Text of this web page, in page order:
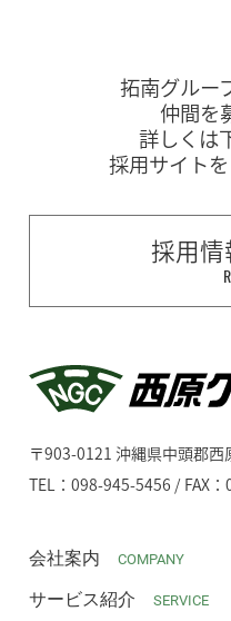
拓南グルー
仲間を
詳しくは
採用サイト
採用情
〒903-0121 沖縄県中頭郡西
TEL：098-945-5456 / FAX
会社案内 COMPANY
サービス紹介 SERVICE